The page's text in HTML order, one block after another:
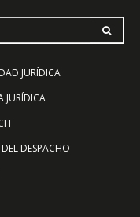
JURÍDICA
JURÍDICA
DESPACHO